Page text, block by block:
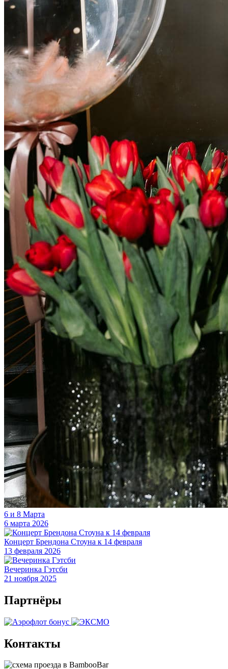
6 и 8 Марта
6 марта 2026
Концерт Брендона Стоуна к 14 февраля
13 февраля 2026
Вечеринка Гэтсби
21 ноября 2025
Партнёры
Контакты